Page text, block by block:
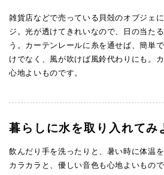
雑貨店などで売っている貝殻のオブジェ
ジ。光が透けてきれいなので、日の当た
う。カーテンレールに糸を通せば、簡単
けでなく、風が吹けば風鈴代わりにも。
心地よいものです。
暮らしに水を取り入れてみ
飲んだり手を洗ったりと、暑い時に体温
カラカラと、優しい音色も心地よいもので